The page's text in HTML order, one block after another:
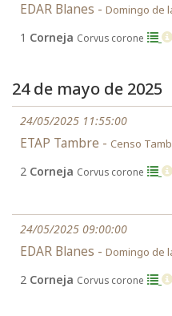
EDAR Blanes - Domingo de
1 Corneja Corvus corone
24 de mayo de 2025
24/05/2025 11:55:00
ETAP Tambre - Censo
2 Corneja Corvus corone
24/05/2025 09:00:00
EDAR Blanes - Domingo de
2 Corneja Corvus corone